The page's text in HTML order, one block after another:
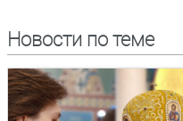
Новости по теме